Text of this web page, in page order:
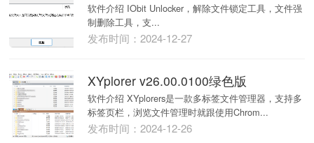
软件介绍 IObit Unlocker，解除文件锁定工具，文件强
制删除工具，支...
发布时间：2024-12-27
XYplorer v26.00.0100绿色版
软件介绍 XYplorers是一款多标签文件管理器，支持多
标签页栏，浏览文件管理时就跟使用Chrom...
发布时间：2024-12-26